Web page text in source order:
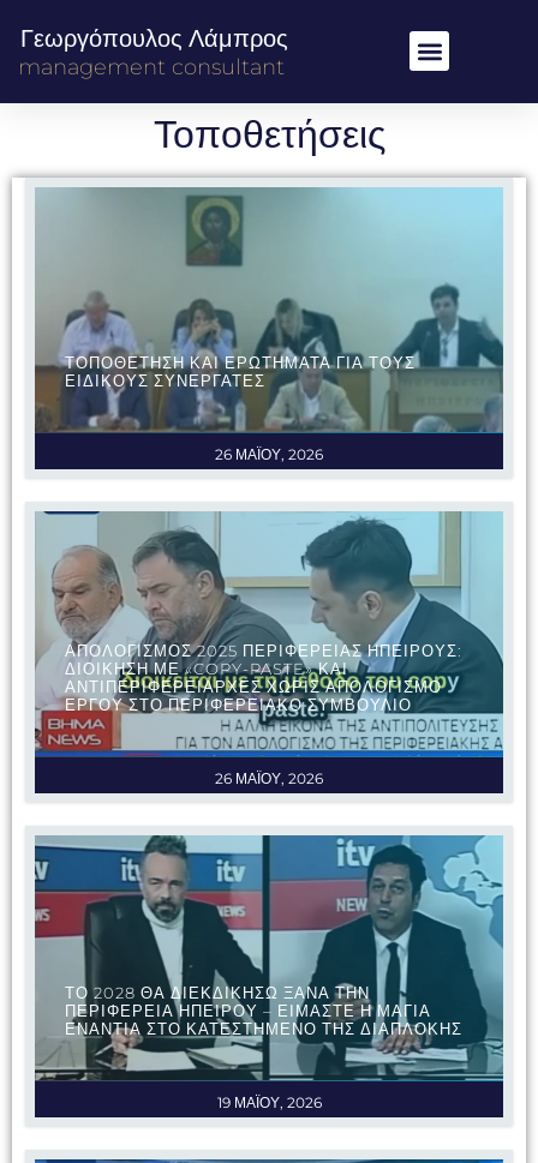
Γεωργόπουλος Λάμπρος
management consultant
Τοποθετήσεις
26 ΜΑΪΟΥ, 2026
ΤΟΠΟΘΕΤΗΣΗ ΚΑΙ ΕΡΩΤΗΜΑΤΑ ΓΙΑ ΤΟΥΣ
ΕΙΔΙΚΟΥΣ ΣΥΝΕΡΓΑΤΕΣ
26 ΜΑΪΟΥ, 2026
ΑΠΟΛΟΓΙΣΜΟΣ 2025 ΠΕΡΙΦΕΡΕΙΑΣ ΗΠΕΙΡΟΥΣ:
ΔΙΟΙΚΗΣΗ ΜΕ «COPY-PASTE» ΚΑΙ
ΑΝΤΙΠΕΡΙΦΕΡΕΙΑΡΧΕΣ ΧΩΡΙΣ ΑΠΟΛΟΓΙΣΜΟ
ΕΡΓΟΥ ΣΤΟ ΠΕΡΙΦΕΡΕΙΑΚΟ ΣΥΜΒΟΥΛΙΟ
19 ΜΑΪΟΥ, 2026
ΤΟ 2028 ΘΑ ΔΙΕΚΔΙΚΗΣΩ ΞΑΝΑ ΤΗΝ
ΠΕΡΙΦΕΡΕΙΑ ΗΠΕΙΡΟΥ – ΕΙΜΑΣΤΕ Η ΜΑΓΙΑ
ΕΝΑΝΤΙΑ ΣΤΟ ΚΑΤΕΣΤΗΜΕΝΟ ΤΗΣ ΔΙΑΠΛΟΚΗΣ